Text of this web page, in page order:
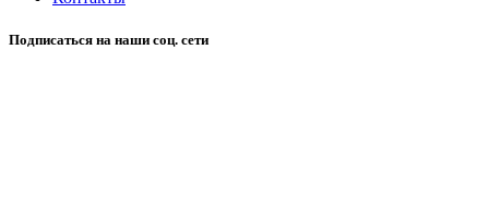
Подписаться на наши соц. сети